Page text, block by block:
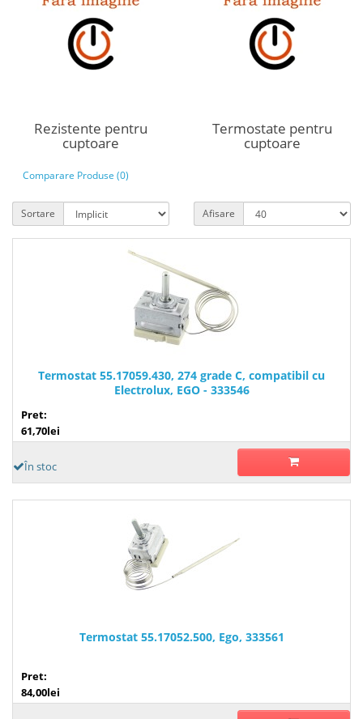
Rezistente pentru
cuptoare
Termostate pentru
cuptoare
Comparare Produse (0)
Sortare Afisare
Termostat 55.17059.430, 274 grade C, compatibil cu
Electrolux, EGO - 333546
Pret:
61,70lei
În stoc
Termostat 55.17052.500, Ego, 333561
Pret:
84,00lei